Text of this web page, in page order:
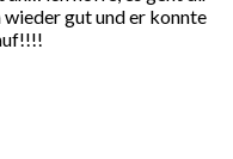
wieder gut und er konnte